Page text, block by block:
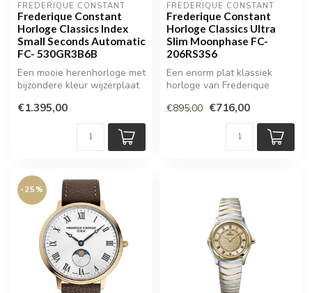
FREDERIQUE CONSTANT
Frederique Constant
Horloge Classics Index
Small Seconds Automatic
FC- 530GR3B6B
Een mooie herenhorloge met
bijzondere kleur wijzerplaat
€1.395,00
FREDERIQUE CONSTANT
Frederique Constant
Horloge Classics Ultra
Slim Moonphase FC-
206RS3S6
Een enorm plat klassiek
horloge van Frederique
verkrijgbaar
€895,00 €716,00
-25%